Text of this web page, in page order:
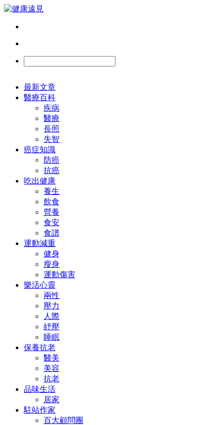
最新文章
醫療百科
疾病
醫療
長照
失智
癌症知識
防癌
抗癌
吃出健康
養生
飲食
營養
食安
食譜
運動減重
健身
瘦身
運動傷害
樂活心靈
兩性
壓力
人際
紓壓
睡眠
保養抗老
醫美
美容
抗老
品味生活
居家
駐站作家
百大顧問團